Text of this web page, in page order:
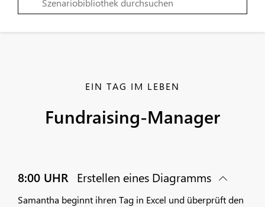
EIN TAG IM LEBEN
Fundraising-Manager
8:00 UHR Erstellen eines Diagramms
Samantha beginnt ihren Tag in Excel und überprüft den